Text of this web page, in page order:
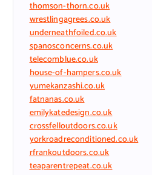
thomson-thorn.co.uk
wrestlingagrees.co.uk
underneathfoiled.co.uk
spanosconcerns.co.uk
telecomblue.co.uk
house-of-hampers.co.uk
yumekanzashi.co.uk
fatnanas.co.uk
emilykatedesign.co.uk
crossfelloutdoors.co.uk
yorkroadreconditioned.co.uk
rfrankoutdoors.co.uk
teaparentrepeat.co.uk